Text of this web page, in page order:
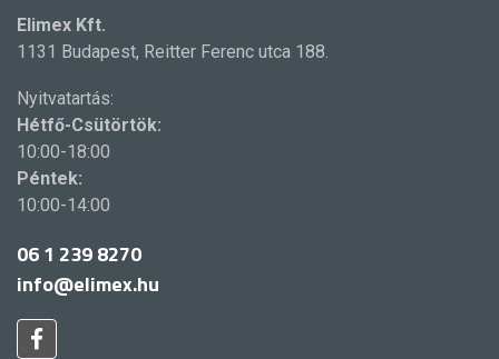
Elimex Kft.
1131 Budapest, Reitter Ferenc utca 188.
Nyitvatartás:
Hétfő-Csütörtök:
10:00-18:00
Péntek:
10:00-14:00
06 1 239 8270
info@elimex.hu